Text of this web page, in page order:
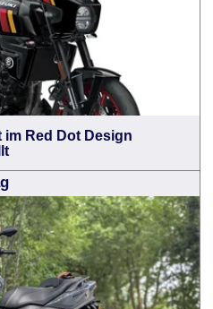
im Red Dot Design